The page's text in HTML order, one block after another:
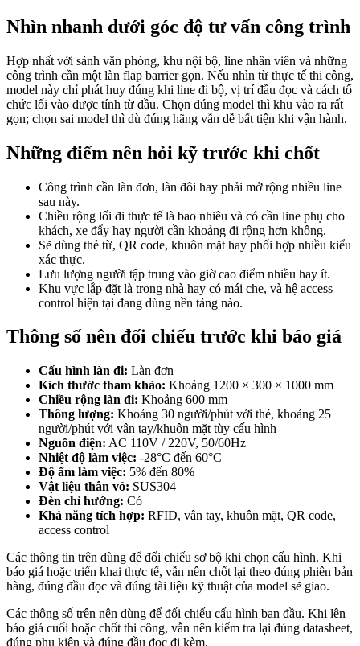
Nhìn nhanh dưới góc độ tư vấn công trình
Hợp nhất với sảnh văn phòng, khu nội bộ, line nhân viên và những
công trình cần một làn flap barrier gọn. Nếu nhìn từ thực tế thi công,
model này chỉ phát huy đúng khi line đi bộ, vị trí đầu đọc và cách tổ
chức lối vào được tính từ đầu. Chọn đúng model thì khu vào ra rất
gọn; chọn sai model thì dù đúng hãng vẫn dễ bất tiện khi vận hành.
Những điểm nên hỏi kỹ trước khi chốt
Công trình cần làn đơn, làn đôi hay phải mở rộng nhiều line
sau này.
Chiều rộng lối đi thực tế là bao nhiêu và có cần line phụ cho
khách, xe đẩy hay người cần khoảng đi rộng hơn không.
Sẽ dùng thẻ từ, QR code, khuôn mặt hay phối hợp nhiều kiểu
xác thực.
Lưu lượng người tập trung vào giờ cao điểm nhiều hay ít.
Khu vực lắp đặt là trong nhà hay có mái che, và hệ access
control hiện tại đang dùng nền tảng nào.
Thông số nên đối chiếu trước khi báo giá
Cấu hình làn đi: Làn đơn
Kích thước tham khảo: Khoảng 1200 × 300 × 1000 mm
Chiều rộng làn đi: Khoảng 600 mm
Thông lượng: Khoảng 30 người/phút với thẻ, khoảng 25
người/phút với vân tay/khuôn mặt tùy cấu hình
Nguồn điện: AC 110V / 220V, 50/60Hz
Nhiệt độ làm việc: -28°C đến 60°C
Độ ẩm làm việc: 5% đến 80%
Vật liệu thân vỏ: SUS304
Đèn chỉ hướng: Có
Khả năng tích hợp: RFID, vân tay, khuôn mặt, QR code,
access control
Các thông tin trên dùng để đối chiếu sơ bộ khi chọn cấu hình. Khi
báo giá hoặc triển khai thực tế, vẫn nên chốt lại theo đúng phiên bản
hàng, đúng đầu đọc và đúng tài liệu kỹ thuật của model sẽ giao.
Các thông số trên nên dùng để đối chiếu cấu hình ban đầu. Khi lên
báo giá cuối hoặc chốt thi công, vẫn nên kiểm tra lại đúng datasheet,
đúng phụ kiện và đúng đầu đọc đi kèm.